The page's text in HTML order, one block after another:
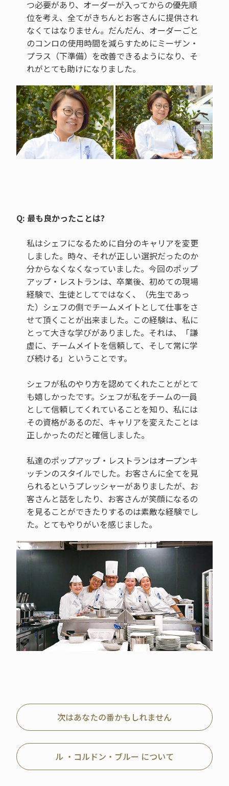
つ必要があり、オーダーが入ってからの優先順
位を考え、全てがきちんとお客さんに提供され
なくてはなりません。だんだん、オーダーごと
のコンロの使用時間を減らすためにミーザン・
プラス（下準備）を改善できるようになり、そ
れがとても助けになりました。
Q: 最も良かったことは?
私はシェフになるために自分のキャリアを変更
しました。時々、それが正しい選択だったのか
分からなくなくなっていました。今回のポップ
アップ・レストランは、卒業後、初めての現場
経験で、生徒としてではなく、（先生であっ
た）シェフの側でチームメイトとして仕事をさ
せて頂くことが出来ました。この経験は、私に
とって大きな学びがありました。それは、「謙
虚に、チームメイトを信頼して、そして常に学
び続ける」ということです。
シェフが私のやり方を認めてくれたことがとて
も嬉しかったです。シェフが私をチームの一員
として信頼してくれていることを知り、私には
その資格があるのだ、キャリアを変えたことは
正しかったのだと確信しました。
私達のポップアップ・レストランはオープンキ
ッチンのスタイルでした。お客さんに全てを見
られるというプレッシャーがありましたが、お
客さんと話をしたり、お客さんが笑顔になるの
を見ることができたりするのは素敵な経験でし
た。とてもやりがいを感じました。
次はあなたの番かもしれません
ル ・コルドン・ブルー について